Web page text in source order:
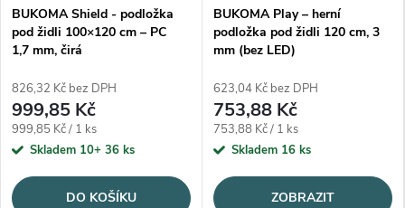
BUKOMA Shield - podložka
pod židli 100×120 cm – PC
1,7 mm, čirá
826,32 Kč bez DPH
999,85 Kč
Měrná cena:
999,85 Kč / 1 ks
Skladem 10+ 36 ks
DO KOŠÍKU
BUKOMA Play – herní
podložka pod židli 120 cm, 3
mm (bez LED)
623,04 Kč bez DPH
753,88 Kč
Měrná cena:
753,88 Kč / 1 ks
Skladem 16 ks
ZOBRAZIT